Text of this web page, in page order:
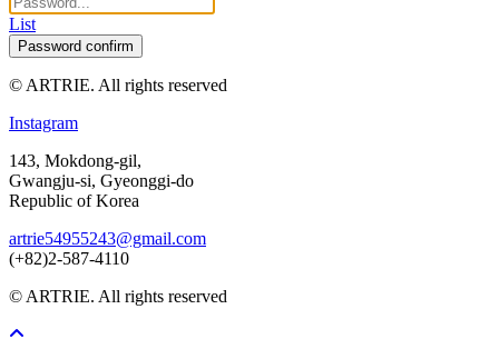
List
Password confirm
© ARTRIE. All rights reserved
Instagram
143, Mokdong-gil,
Gwangju-si, Gyeonggi-do
Republic of Korea
artrie54955243@gmail.com
(+82)2-587-4110
© ARTRIE. All rights reserved